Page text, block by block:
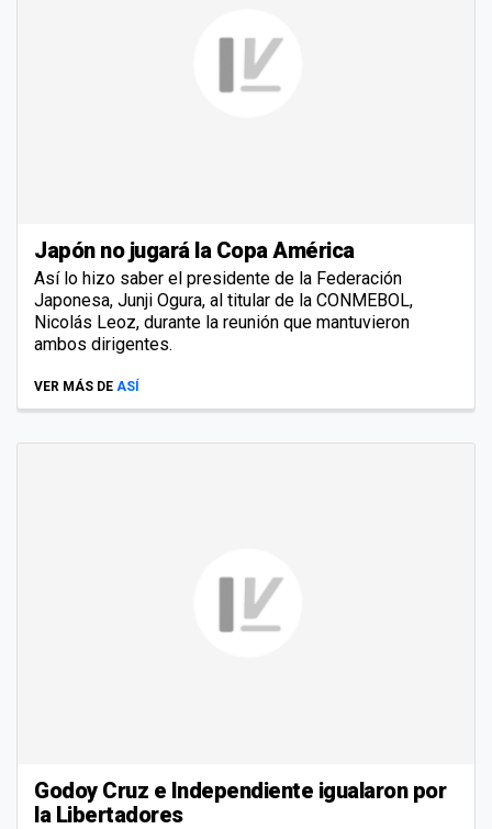
Japón no jugará la Copa América
Así lo hizo saber el presidente de la Federación
Japonesa, Junji Ogura, al titular de la CONMEBOL,
Nicolás Leoz, durante la reunión que mantuvieron
ambos dirigentes.
VER MÁS DE ASÍ
Godoy Cruz e Independiente igualaron por
la Libertadores